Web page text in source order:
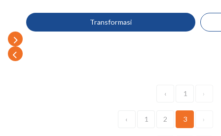
Transformasi
‹ 1 ›
‹ 1 2 3 ›